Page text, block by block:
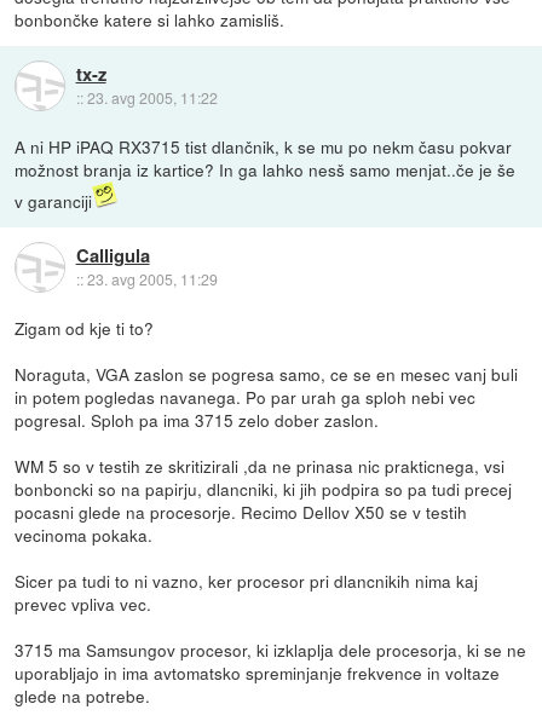
bonbončke katere si lahko zamisliš.
tx-z
::23. avg 2005, 11:22
A ni HP iPAQ RX3715 tist dlančnik, k se mu po nekm času pokvar
možnost branja iz kartice? In ga lahko nesš samo menjat..če je še
v garanciji
Calligula
::23. avg 2005, 11:29
Zigam od kje ti to?
Noraguta, VGA zaslon se pogresa samo, ce se en mesec vanj buli
in potem pogledas navanega. Po par urah ga sploh nebi vec
pogresal. Sploh pa ima 3715 zelo dober zaslon.
WM 5 so v testih ze skritizirali ,da ne prinasa nic prakticnega, vsi
bonboncki so na papirju, dlancniki, ki jih podpira so pa tudi precej
pocasni glede na procesorje. Recimo Dellov X50 se v testih
vecinoma pokaka.
Sicer pa tudi to ni vazno, ker procesor pri dlancnikih nima kaj
prevec vpliva vec.
3715 ma Samsungov procesor, ki izklaplja dele procesorja, ki se ne
uporabljajo in ima avtomatsko spreminjanje frekvence in voltaze
glede na potrebe.